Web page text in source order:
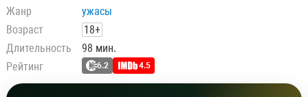
Жанр
ужасы
Возраст
18+
Длительность
98 мин.
Рейтинг
6.2 4.5